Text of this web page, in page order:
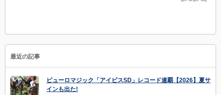
最近の記事
ピューロマジック「アイビスSD」レコード連覇【2026】夏サ
インも出た!